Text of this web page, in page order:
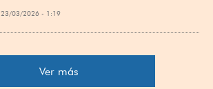
23/03/2026 - 1:19
Ver más